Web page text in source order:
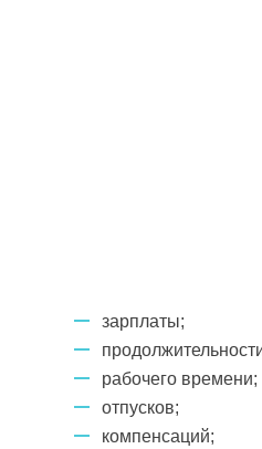
зарплаты;
рабочего времени;
отпусков;
компенсаций;